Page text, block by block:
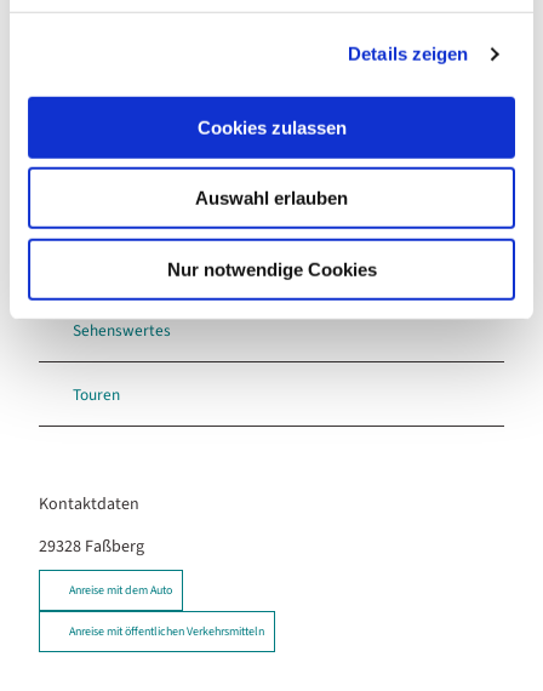
Details zeigen
Cookies zulassen
Auswahl erlauben
Nur notwendige Cookies
In der Nähe Auf der Karte anschauen
Sehenswertes
Touren
Kontaktdaten
29328 Faßberg
Anreise mit dem Auto
Anreise mit öffentlichen Verkehrsmitteln